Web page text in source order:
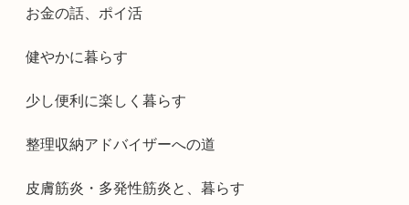
お金の話、ポイ活
健やかに暮らす
少し便利に楽しく暮らす
整理収納アドバイザーへの道
皮膚筋炎・多発性筋炎と、暮らす